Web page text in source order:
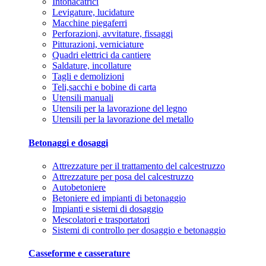
Levigature, lucidature
Macchine piegaferri
Perforazioni, avvitature, fissaggi
Pitturazioni, verniciature
Quadri elettrici da cantiere
Saldature, incollature
Tagli e demolizioni
Teli,sacchi e bobine di carta
Utensili manuali
Utensili per la lavorazione del legno
Utensili per la lavorazione del metallo
Betonaggi e dosaggi
Attrezzature per il trattamento del calcestruzzo
Attrezzature per posa del calcestruzzo
Autobetoniere
Betoniere ed impianti di betonaggio
Impianti e sistemi di dosaggio
Mescolatori e trasportatori
Sistemi di controllo per dosaggio e betonaggio
Casseforme e casserature